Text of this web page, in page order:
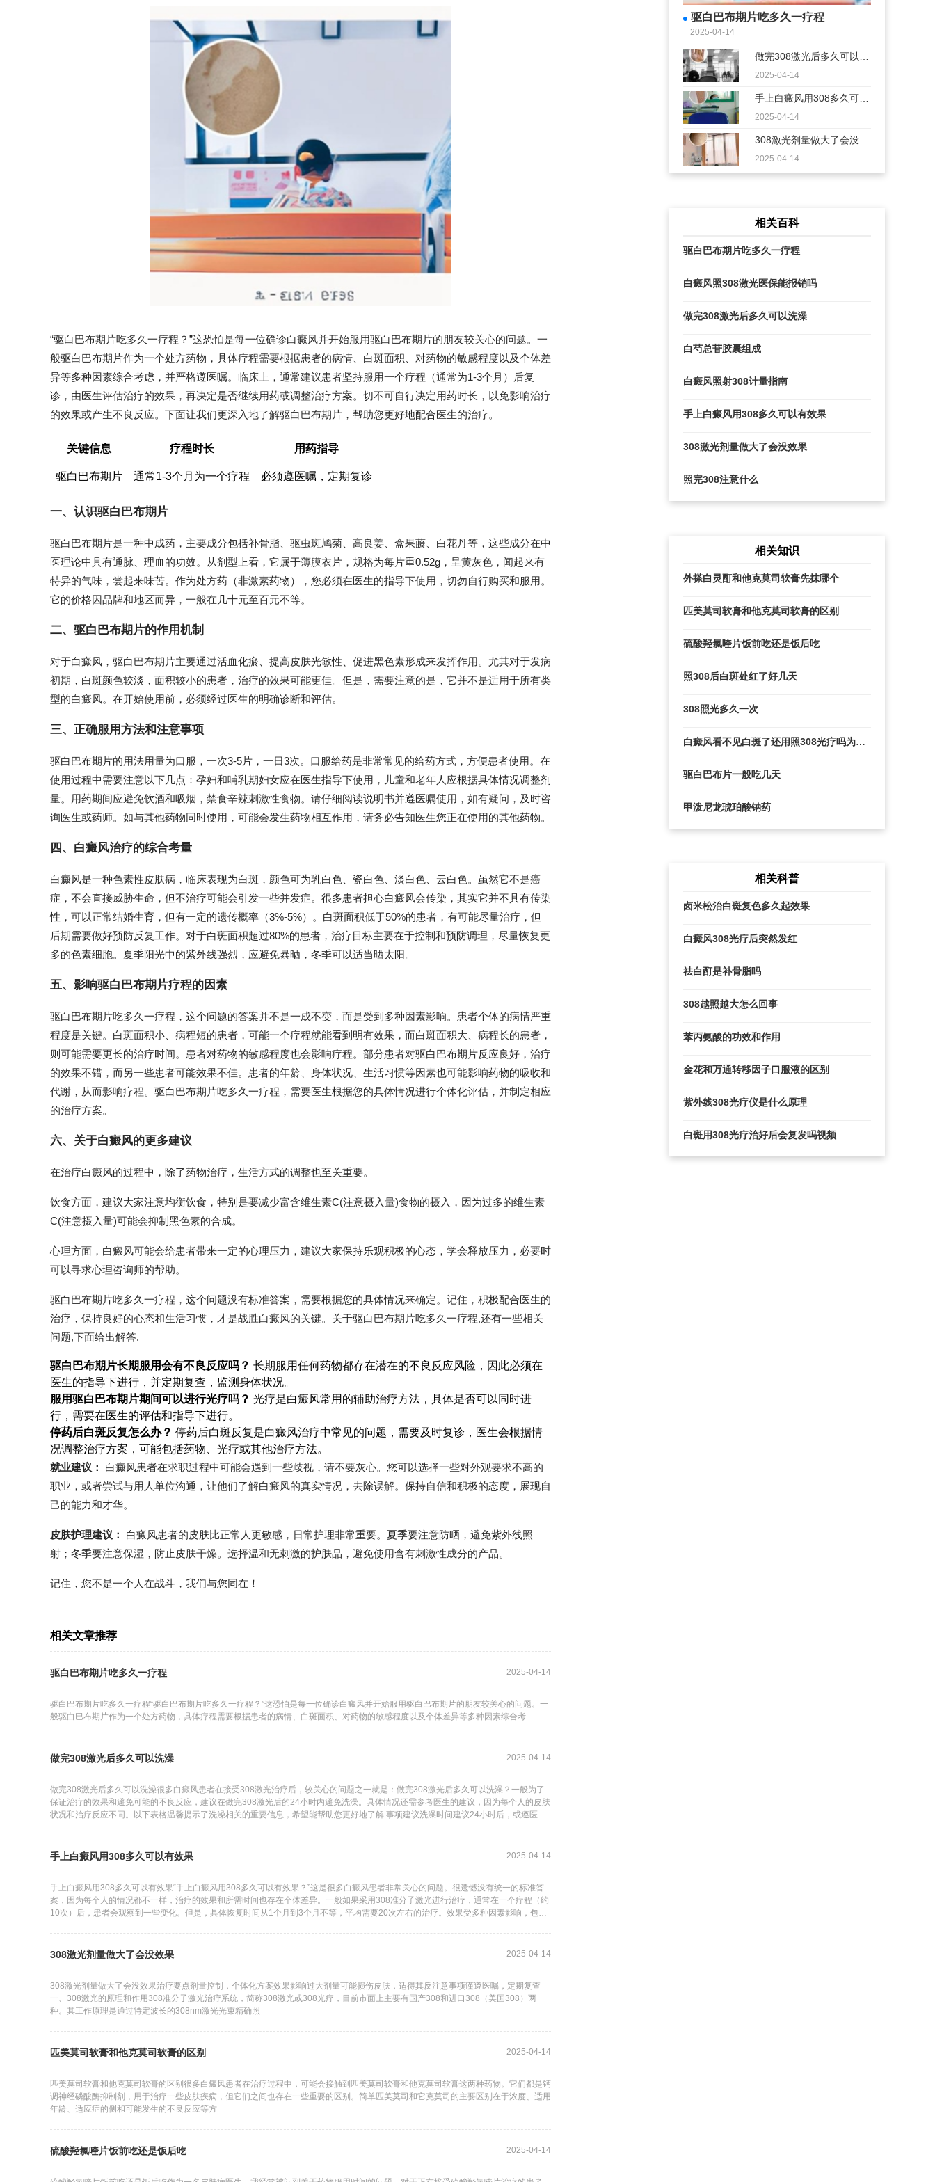
“驱白巴布期片吃多久一疗程？”这恐怕是每一位确诊白癜风并开始服用驱白巴布期片的朋友较关心的问题。一
般驱白巴布期片作为一个处方药物，具体疗程需要根据患者的病情、白斑面积、对药物的敏感程度以及个体差
异等多种因素综合考虑，并严格遵医嘱。临床上，通常建议患者坚持服用一个疗程（通常为1-3个月）后复
诊，由医生评估治疗的效果，再决定是否继续用药或调整治疗方案。切不可自行决定用药时长，以免影响治疗
的效果或产生不良反应。下面让我们更深入地了解驱白巴布期片，帮助您更好地配合医生的治疗。
关键信息 疗程时长 用药指导
驱白巴布期片 通常1-3个月为一个疗程 必须遵医嘱，定期复诊
一、认识驱白巴布期片
驱白巴布期片是一种中成药，主要成分包括补骨脂、驱虫斑鸠菊、高良姜、盒果藤、白花丹等，这些成分在中
医理论中具有通脉、理血的功效。从剂型上看，它属于薄膜衣片，规格为每片重0.52g，呈黄灰色，闻起来有
特异的气味，尝起来味苦。作为处方药（非激素药物），您必须在医生的指导下使用，切勿自行购买和服用。
它的价格因品牌和地区而异，一般在几十元至百元不等。
二、驱白巴布期片的作用机制
对于白癜风，驱白巴布期片主要通过活血化瘀、提高皮肤光敏性、促进黑色素形成来发挥作用。尤其对于发病
初期，白斑颜色较淡，面积较小的患者，治疗的效果可能更佳。但是，需要注意的是，它并不是适用于所有类
型的白癜风。在开始使用前，必须经过医生的明确诊断和评估。
三、正确服用方法和注意事项
驱白巴布期片的用法用量为口服，一次3-5片，一日3次。口服给药是非常常见的给药方式，方便患者使用。在
使用过程中需要注意以下几点：孕妇和哺乳期妇女应在医生指导下使用，儿童和老年人应根据具体情况调整剂
量。用药期间应避免饮酒和吸烟，禁食辛辣刺激性食物。请仔细阅读说明书并遵医嘱使用，如有疑问，及时咨
询医生或药师。如与其他药物同时使用，可能会发生药物相互作用，请务必告知医生您正在使用的其他药物。
四、白癜风治疗的综合考量
白癜风是一种色素性皮肤病，临床表现为白斑，颜色可为乳白色、瓷白色、淡白色、云白色。虽然它不是癌
症，不会直接威胁生命，但不治疗可能会引发一些并发症。很多患者担心白癜风会传染，其实它并不具有传染
性，可以正常结婚生育，但有一定的遗传概率（3%-5%）。白斑面积低于50%的患者，有可能尽量治疗，但
后期需要做好预防反复工作。对于白斑面积超过80%的患者，治疗目标主要在于控制和预防调理，尽量恢复更
多的色素细胞。夏季阳光中的紫外线强烈，应避免暴晒，冬季可以适当晒太阳。
五、影响驱白巴布期片疗程的因素
驱白巴布期片吃多久一疗程，这个问题的答案并不是一成不变，而是受到多种因素影响。患者个体的病情严重
程度是关键。白斑面积小、病程短的患者，可能一个疗程就能看到明有效果，而白斑面积大、病程长的患者，
则可能需要更长的治疗时间。患者对药物的敏感程度也会影响疗程。部分患者对驱白巴布期片反应良好，治疗
的效果不错，而另一些患者可能效果不佳。患者的年龄、身体状况、生活习惯等因素也可能影响药物的吸收和
代谢，从而影响疗程。驱白巴布期片吃多久一疗程，需要医生根据您的具体情况进行个体化评估，并制定相应
的治疗方案。
六、关于白癜风的更多建议
在治疗白癜风的过程中，除了药物治疗，生活方式的调整也至关重要。
饮食方面，建议大家注意均衡饮食，特别是要减少富含维生素C(注意摄入量)食物的摄入，因为过多的维生素
C(注意摄入量)可能会抑制黑色素的合成。
心理方面，白癜风可能会给患者带来一定的心理压力，建议大家保持乐观积极的心态，学会释放压力，必要时
可以寻求心理咨询师的帮助。
驱白巴布期片吃多久一疗程，这个问题没有标准答案，需要根据您的具体情况来确定。记住，积极配合医生的
治疗，保持良好的心态和生活习惯，才是战胜白癜风的关键。关于驱白巴布期片吃多久一疗程,还有一些相关
问题,下面给出解答.
驱白巴布期片长期服用会有不良反应吗？ 长期服用任何药物都存在潜在的不良反应风险，因此必须在
医生的指导下进行，并定期复查，监测身体状况。
服用驱白巴布期片期间可以进行光疗吗？ 光疗是白癜风常用的辅助治疗方法，具体是否可以同时进
行，需要在医生的评估和指导下进行。
停药后白斑反复怎么办？ 停药后白斑反复是白癜风治疗中常见的问题，需要及时复诊，医生会根据情
况调整治疗方案，可能包括药物、光疗或其他治疗方法。
就业建议：
白癜风患者在求职过程中可能会遇到一些歧视，请不要灰心。您可以选择一些对外观要求不高的
职业，或者尝试与用人单位沟通，让他们了解白癜风的真实情况，去除误解。保持自信和积极的态度，展现自
己的能力和才华。
皮肤护理建议：
白癜风患者的皮肤比正常人更敏感，日常护理非常重要。夏季要注意防晒，避免紫外线照
射；冬季要注意保湿，防止皮肤干燥。选择温和无刺激的护肤品，避免使用含有刺激性成分的产品。
记住，您不是一个人在战斗，我们与您同在！
相关文章推荐
驱白巴布期片吃多久一疗程 2025-04-14
驱白巴布期片吃多久一疗程“驱白巴布期片吃多久一疗程？”这恐怕是每一位确诊白癜风并开始服用驱白巴布期片的朋友较关心的问题。一
般驱白巴布期片作为一个处方药物，具体疗程需要根据患者的病情、白斑面积、对药物的敏感程度以及个体差异等多种因素综合考
做完308激光后多久可以洗澡 2025-04-14
做完308激光后多久可以洗澡很多白癜风患者在接受308激光治疗后，较关心的问题之一就是：做完308激光后多久可以洗澡？一般为了
保证治疗的效果和避免可能的不良反应，建议在做完308激光后的24小时内避免洗澡。具体情况还需参考医生的建议，因为每个人的皮肤
状况和治疗反应不同。以下表格温馨提示了洗澡相关的重要信息，希望能帮助您更好地了解:事项建议洗澡时间建议24小时后，或遵医嘱
手上白癜风用308多久可以有效果 2025-04-14
手上白癜风用308多久可以有效果“手上白癜风用308多久可以有效果？”这是很多白癜风患者非常关心的问题。很遗憾没有统一的标准答
案，因为每个人的情况都不一样，治疗的效果和所需时间也存在个体差异。一般如果采用308准分子激光进行治疗，通常在一个疗程（约
10次）后，患者会观察到一些变化。但是，具体恢复时间从1个月到3个月不等，平均需要20次左右的治疗。效果受多种因素影响，包括
308激光剂量做大了会没效果 2025-04-14
308激光剂量做大了会没效果治疗要点剂量控制，个体化方案效果影响过大剂量可能损伤皮肤，适得其反注意事项谨遵医嘱，定期复查
一、308激光的原理和作用308准分子激光治疗系统，简称308激光或308光疗，目前市面上主要有国产308和进口308（美国308）两
种。其工作原理是通过特定波长的308nm激光光束精确照
匹美莫司软膏和他克莫司软膏的区别 2025-04-14
匹美莫司软膏和他克莫司软膏的区别很多白癜风患者在治疗过程中，可能会接触到匹美莫司软膏和他克莫司软膏这两种药物。它们都是钙
调神经磷酸酶抑制剂，用于治疗一些皮肤疾病，但它们之间也存在一些重要的区别。简单匹美莫司和它克莫司的主要区别在于浓度、适用
年龄、适应症的侧和可能发生的不良反应等方
硫酸羟氯喹片饭前吃还是饭后吃 2025-04-14
驱白巴布期片吃多久一疗程
2025-04-14
做完308激光后多久可以洗
澡
2025-04-14
手上白癜风用308多久可以
有效果
2025-04-14
308激光剂量做大了会没效
果
2025-04-14
相关百科
驱白巴布期片吃多久一疗程
白癜风照308激光医保能报销吗
做完308激光后多久可以洗澡
白芍总苷胶囊组成
白癜风照射308计量指南
手上白癜风用308多久可以有效果
308激光剂量做大了会没效果
照完308注意什么
相关知识
外搽白灵酊和他克莫司软膏先抹哪个
匹美莫司软膏和他克莫司软膏的区别
硫酸羟氯喹片饭前吃还是饭后吃
照308后白斑处红了好几天
308照光多久一次
白癜风看不见白斑了还用照308光疗吗为什
驱白巴布片一般吃几天
甲泼尼龙琥珀酸钠药
相关科普
卤米松治白斑复色多久起效果
白癜风308光疗后突然发红
祛白酊是补骨脂吗
308越照越大怎么回事
苯丙氨酸的功效和作用
金花和万通转移因子口服液的区别
紫外线308光疗仪是什么原理
白斑用308光疗治好后会复发吗视频